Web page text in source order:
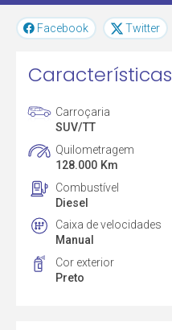
Facebook Twitter
Características
Carroçaria
SUV/TT
Quilometragem
128.000 Km
Combustível
Diesel
Caixa de velocidades
Manual
Cor exterior
Preto